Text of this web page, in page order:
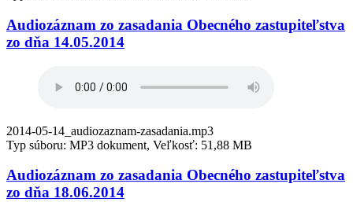
Audiozáznam zo zasadania Obecného zastupiteľstva
zo dňa 14.05.2014
2014-05-14_audiozaznam-zasadania.mp3
Typ súboru: MP3 dokument, Veľkosť: 51,88 MB
Audiozáznam zo zasadania Obecného zastupiteľstva
zo dňa 18.06.2014